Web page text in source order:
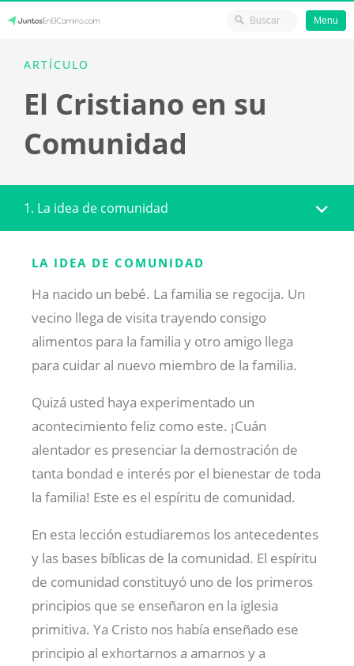
content
JuntosEnElCamino.com
Menu
ARTÍCULO
El Cristiano en su
Comunidad
1. La idea de comunidad
LA IDEA DE COMUNIDAD
Ha nacido un bebé. La familia se regocija. Un
vecino llega de visita trayendo consigo
alimentos para la familia y otro amigo llega
para cuidar al nuevo miembro de la familia.
Quizá usted haya experimentado un
acontecimiento feliz como este. ¡Cuán
alentador es presenciar la demostración de
tanta bondad e interés por el bienestar de toda
la familia! Este es el espíritu de comunidad.
En esta lección estudiaremos los antecedentes
y las bases bíblicas de la comunidad. El espíritu
de comunidad constituyó uno de los primeros
principios que se enseñaron en la iglesia
primitiva. Ya Cristo nos había enseñado ese
principio al exhortarnos a amarnos y a